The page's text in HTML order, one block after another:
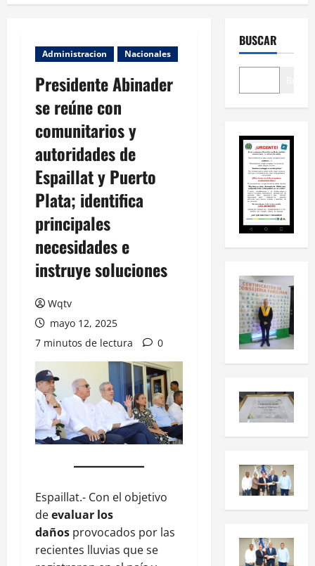
Administracion Nacionales
Presidente Abinader
se reúne con
comunitarios y
autoridades de
Espaillat y Puerto
Plata; identifica
principales
necesidades e
instruye soluciones
Wqtv
mayo 12, 2025
7 minutos de lectura
0
Espaillat.- Con el objetivo
deevaluar los
daños provocados por las
recientes lluvias que se
BUSCAR